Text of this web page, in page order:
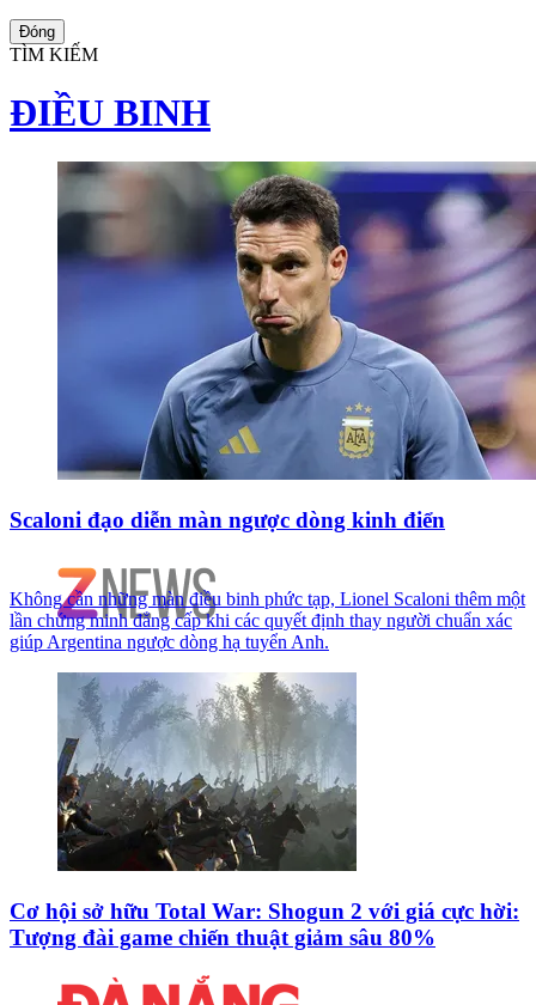
Đóng
TÌM KIẾM
ĐIỀU BINH
Scaloni đạo diễn màn ngược dòng kinh điển
Không cần những màn điều binh phức tạp, Lionel Scaloni thêm một
lần chứng minh đẳng cấp khi các quyết định thay người chuẩn xác
giúp Argentina ngược dòng hạ tuyển Anh.
Cơ hội sở hữu Total War: Shogun 2 với giá cực hời:
Tượng đài game chiến thuật giảm sâu 80%